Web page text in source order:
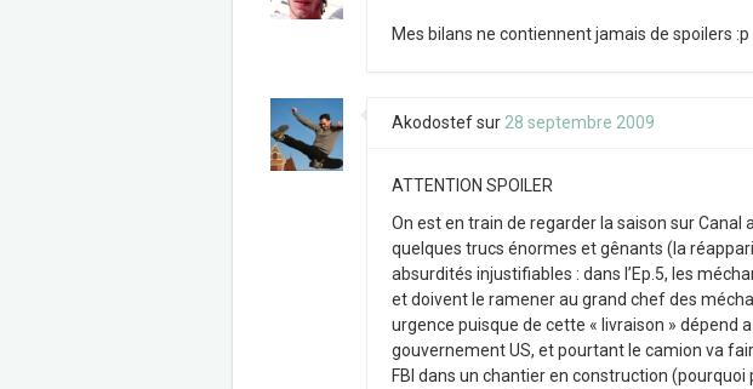
Mes bilans ne contiennent jamais de spoilers :p
Akodostefsur 28 septembre 2009
ATTENTION SPOILER
On est en train de regarder la saison sur Canal
quelques trucs énormes et gênants (la
absurdités injustifiables : dans l’Ep.5, les
et doivent le ramener au grand chef des
urgence puisque de cette « livraison » dépend
gouvernement US, et pourtant le camion va
FBI dans un chantier en construction (pourquoi